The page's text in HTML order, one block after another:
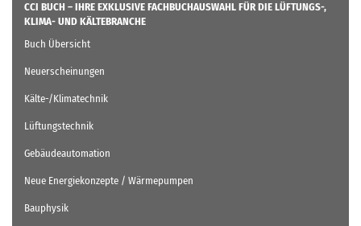
CCI BUCH – IHRE EXKLUSIVE FACHBUCHAUSWAHL FÜR DIE LÜFTUNGS-,
KLIMA- UND KÄLTEBRANCHE
Buch Übersicht
Neuerscheinungen
Kälte-/Klimatechnik
Lüftungstechnik
Gebäudeautomation
Neue Energiekonzepte / Wärmepumpen
Bauphysik